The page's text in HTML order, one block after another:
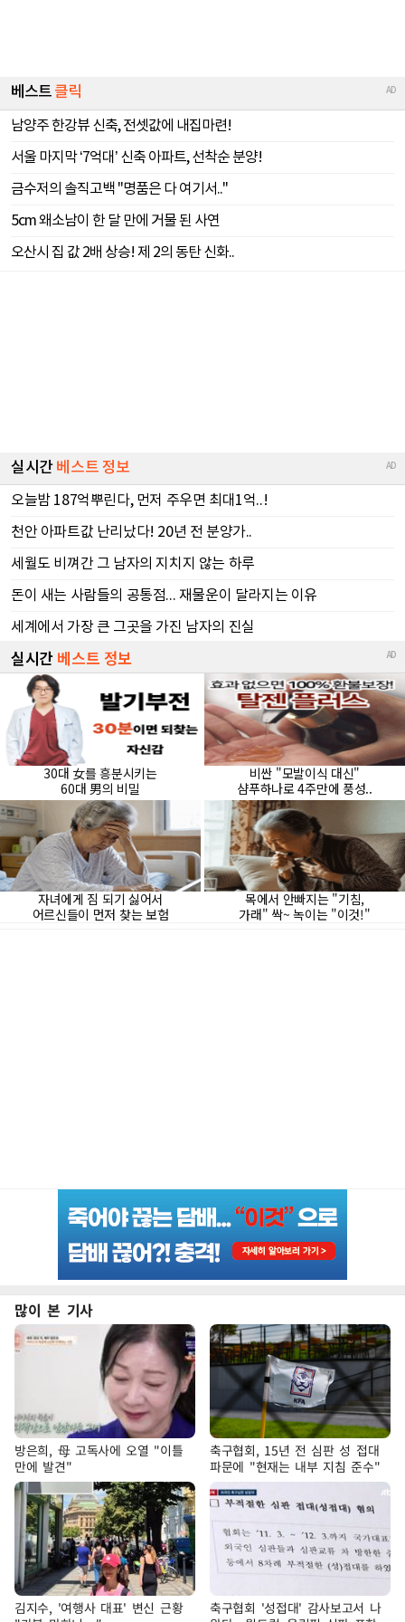
많이 본 기사
방은희, 母 고독사에 오열 "이틀
만에 발견"
축구협회, 15년 전 심판 성 접대
파문에 "현재는 내부 지침 준수"
김지수, '여행사 대표' 변신 근황
축구협회 '성접대' 감사보고서 나